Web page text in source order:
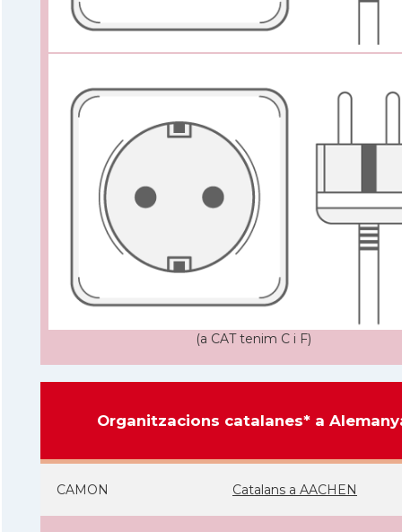
(a CAT tenim C i F)
Organitzacions catalanes* a
CAMON Catalans a AACHEN